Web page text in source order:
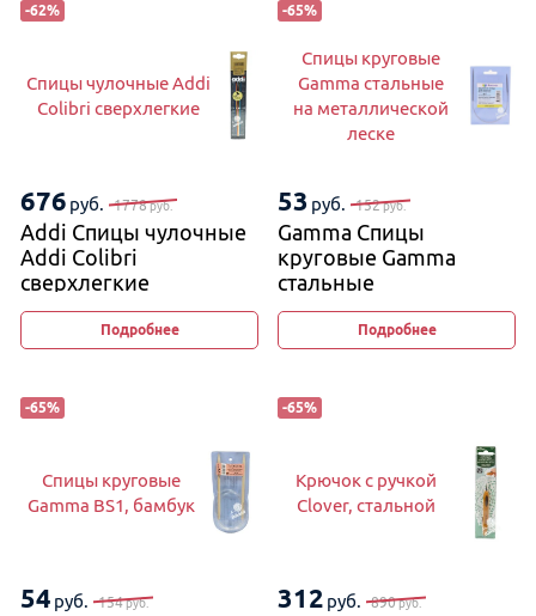
-62%
Спицы чулочные Addi
Colibri сверхлегкие
676 руб. 1778руб.
Addi Спицы чулочные
Addi Colibri
сверхлегкие
Подробнее
-65%
Спицы круговые
Gamma стальные
на металлической
леске
53 руб. 152руб.
Gamma Спицы
круговые Gamma
стальные
на металлической
Подробнее
-65%
Спицы круговые
Gamma BS1, бамбук
54 руб. 154руб.
-65%
Крючок с ручкой
Clover, стальной
312 руб. 890руб.